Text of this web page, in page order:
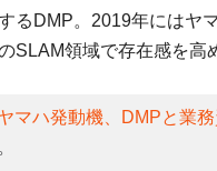
るDMP。2019年にはヤ
SLAM領域で存在感を高
マハ発動機、DMPと業